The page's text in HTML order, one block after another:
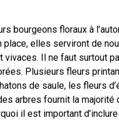
bourgeons floraux à
elles serviront de
Il ne faut surtout
Plusieurs fleurs
de saule, les fleurs
arbres fournit la majorité
il est important